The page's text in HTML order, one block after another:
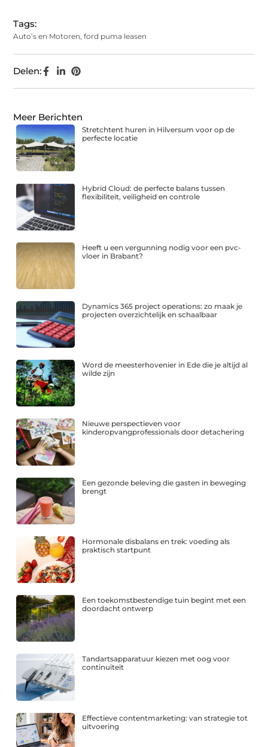
Tags:
Auto’s en Motoren,ford puma leasen
Delen:
Meer Berichten
Stretchtent huren in Hilversum voor op de
perfecte locatie
Hybrid Cloud: de perfecte balans tussen
flexibiliteit, veiligheid en controle
Heeft u een vergunning nodig voor een pvc-
vloer in Brabant?
Dynamics 365 project operations: zo maak je
projecten overzichtelijk en schaalbaar
Word de meesterhovenier in Ede die je altijd al
wilde zijn
Nieuwe perspectieven voor
kinderopvangprofessionals door detachering
Een gezonde beleving die gasten in beweging
brengt
Hormonale disbalans en trek: voeding als
praktisch startpunt
Een toekomstbestendige tuin begint met een
doordacht ontwerp
Tandartsapparatuur kiezen met oog voor
continuïteit
Effectieve contentmarketing: van strategie tot
uitvoering